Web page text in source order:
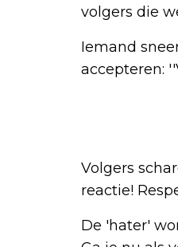
volgers die
Iemand
accepteren:
Volgers
reactie!
De 'hater'